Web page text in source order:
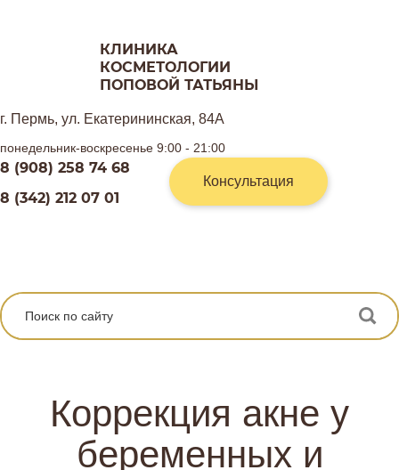
КЛИНИКА
КОСМЕТОЛОГИИ
ПОПОВОЙ ТАТЬЯНЫ
г. Пермь, ул. Екатерининская, 84А
понедельник-воскресенье 9:00 - 21:00
8 (908) 258 74 68
8 (342) 212 07 01
Консультация
Коррекция акне у
беременных и